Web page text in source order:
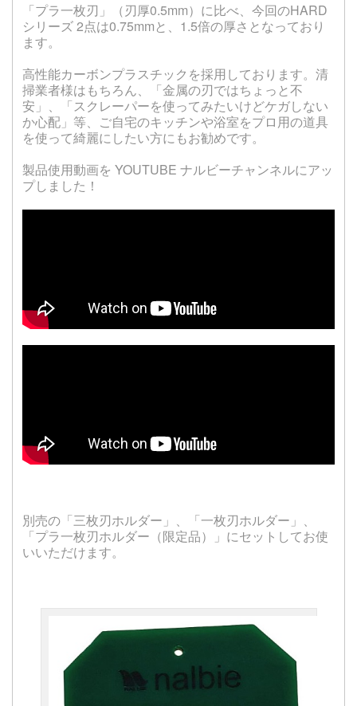
「プラ一枚刃」（刃厚0.5mm）に比べ、今回のHARD
シリーズ 2点は0.75mmと、1.5倍の厚さとなっており
ます。
高性能カーボンプラスチックを採用しております。清
掃業者様はもちろん、「金属の刃ではちょっと不
安」、「スクレーパーを使ってみたいけどケガしない
か心配」等、ご自宅のキッチンや浴室をプロ用の道具
を使って綺麗にしたい方にもお勧めです。
製品使用動画を YOUTUBE ナルビーチャンネルにアッ
プしました！
別売の「三枚刃ホルダー」、「一枚刃ホルダー」、
「プラ一枚刃ホルダー（限定品）」にセットしてお使
いいただけます。